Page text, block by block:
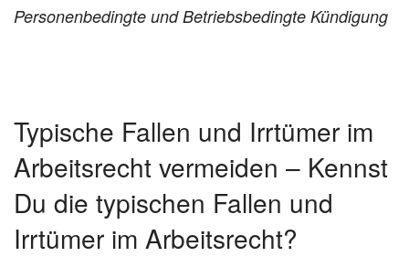
Personenbedingte und Betriebsbedingte Kündigung
Typische Fallen und Irrtümer im
Arbeitsrecht vermeiden – Kennst
Du die typischen Fallen und
Irrtümer im Arbeitsrecht?